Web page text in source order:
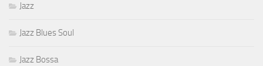
Jazz
Jazz Blues Soul
Jazz Bossa